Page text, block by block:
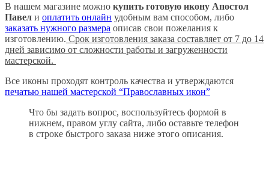
В нашем магазине можно купить готовую икону Апостол
Павел и оплатить онлайн удобным вам способом, либо
заказать нужного размера описав свои пожелания к
изготовлению. Срок изготовления заказа составляет от 7 до 14
дней зависимо от сложности работы и загруженности
мастерской.
Все иконы проходят контроль качества и утверждаются
печатью нашей мастерской “Православных икон”
Что бы задать вопрос, воспользуйтесь формой в
нижнем, правом углу сайта, либо оставьте телефон
в строке быстрого заказа ниже этого описания.